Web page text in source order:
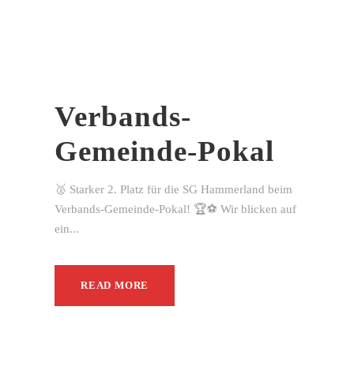
Verbands-
Gemeinde-Pokal
🥈 Starker 2. Platz für die SG Hammerland beim
Verbands-Gemeinde-Pokal! 🏆⚽ Wir blicken auf
ein...
READ MORE